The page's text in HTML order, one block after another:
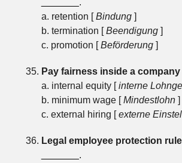
a. retention [Bindung]
b. termination [Beendigung]
c. promotion [Beförderung]
Pay fairness inside a company
a. internal equity [interne
b. minimum wage [Mindestlohn]
c. external hiring [externe
Legal employee protection
.